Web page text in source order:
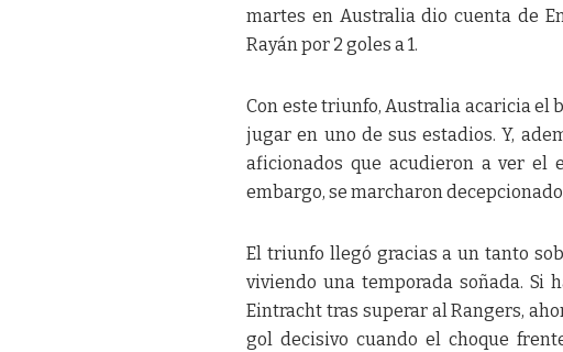
martes en Australia dio cuenta de
Rayán por 2 goles a 1.
Con este triunfo, Australia acaricia el
jugar en uno de sus estadios. Y,
aficionados que acudieron a ver el
embargo, se marcharon
El triunfo llegó gracias a un tanto
viviendo una temporada soñada. Si
Eintracht tras superar al Rangers,
gol decisivo cuando el choque